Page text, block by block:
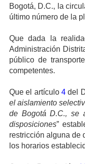
Bogotá, D.C., la
último número de la
Que dada la
Administración
público de
competentes.
Que el artículo 4del
el aislamiento
de Bogotá D.C., se
disposiciones”
restricción alguna de
los horarios